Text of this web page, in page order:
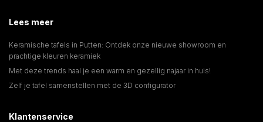
Lees meer
Keramische tafels in Putten: Ontdek onze nieuwe showroom en
prachtige kleuren keramiek
Met deze trends haal je een warm en gezellig najaar in huis!
Zelf je tafel samenstellen met de 3D configurator
Klantenservice